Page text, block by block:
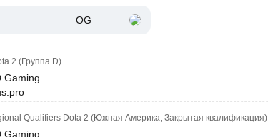
OG
2 (Группа D)
Gaming
Qualifiers Dota 2 (Южная Америка, Закрытая квалификация)
Gaming